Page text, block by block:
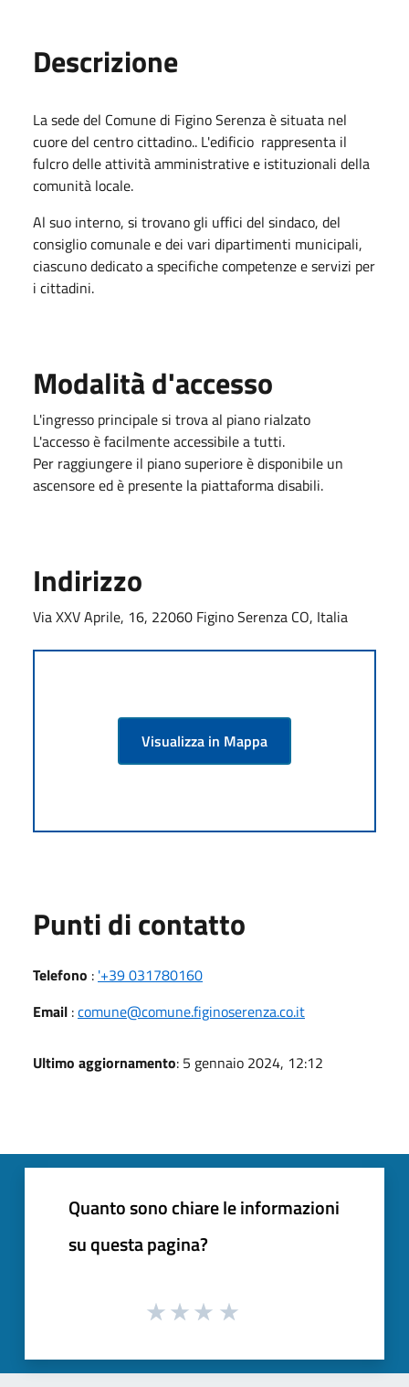
Descrizione
La sede del Comune di Figino Serenza è situata nel
cuore del centro cittadino.. L'edificio rappresenta il
fulcro delle attività amministrative e istituzionali della
comunità locale.
Al suo interno, si trovano gli uffici del sindaco, del
consiglio comunale e dei vari dipartimenti municipali,
ciascuno dedicato a specifiche competenze e servizi per
i cittadini.
Modalità d'accesso
L'ingresso principale si trova al piano rialzato
L'accesso è facilmente accessibile a tutti.
Per raggiungere il piano superiore è disponibile un
ascensore ed è presente la piattaforma disabili.
Indirizzo
Via XXV Aprile, 16, 22060 Figino Serenza CO, Italia
Visualizza in Mappa
Punti di contatto
Telefono : '+39 031780160
Email :comune@comune.figinoserenza.co.it
Ultimo aggiornamento: 5 gennaio 2024, 12:12
Quanto sono chiare le informazioni
su questa pagina?